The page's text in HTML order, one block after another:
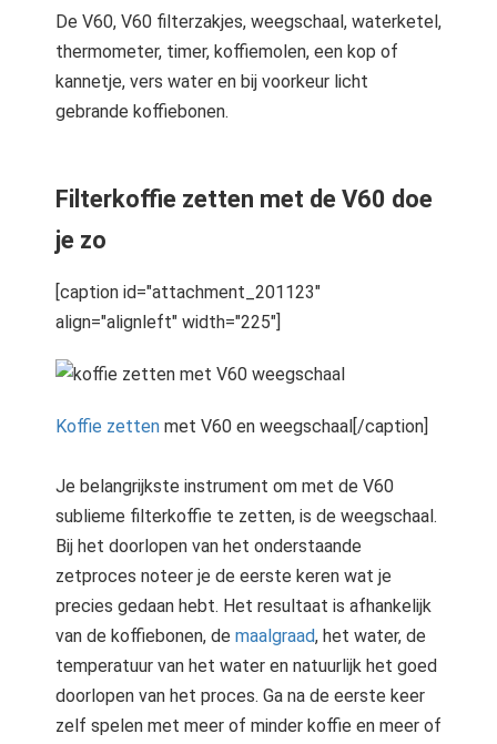
De V60, V60 filterzakjes, weegschaal, waterketel,
thermometer, timer, koffiemolen, een kop of
kannetje, vers water en bij voorkeur licht
gebrande koffiebonen.
Filterkoffie zetten met de V60 doe
je zo
[caption id="attachment_201123"
align="alignleft" width="225"]
Koffie zetten met V60 en weegschaal[/caption]
Je belangrijkste instrument om met de V60
sublieme filterkoffie te zetten, is de weegschaal.
Bij het doorlopen van het onderstaande
zetproces noteer je de eerste keren wat je
precies gedaan hebt. Het resultaat is afhankelijk
van de koffiebonen, de maalgraad, het water, de
temperatuur van het water en natuurlijk het goed
doorlopen van het proces. Ga na de eerste keer
zelf spelen met meer of minder koffie en meer of